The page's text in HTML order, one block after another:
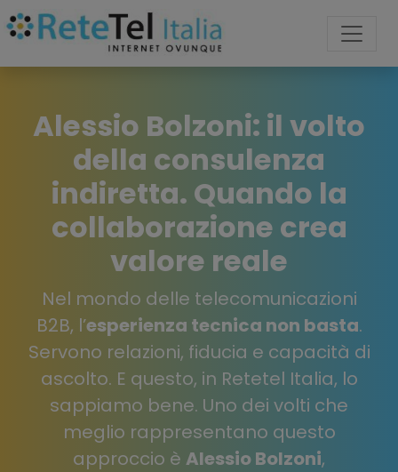
Alessio Bolzoni: il volto
della consulenza
indiretta. Quando la
collaborazione crea
valore reale
Nel mondo delle telecomunicazioni
B2B, l’esperienza tecnica non basta.
Servono relazioni, fiducia e capacità di
ascolto. E questo, in Retetel Italia, lo
sappiamo bene. Uno dei volti che
meglio rappresentano questo
approccio è Alessio Bolzoni,